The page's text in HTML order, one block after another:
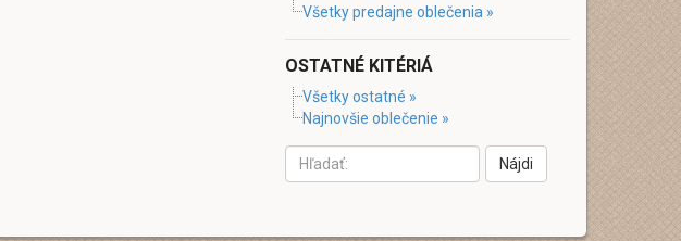
Všetky predajne oblečenia »
OSTATNÉ KITÉRIÁ
Všetky ostatné »
Najnovšie oblečenie »
Nájdi